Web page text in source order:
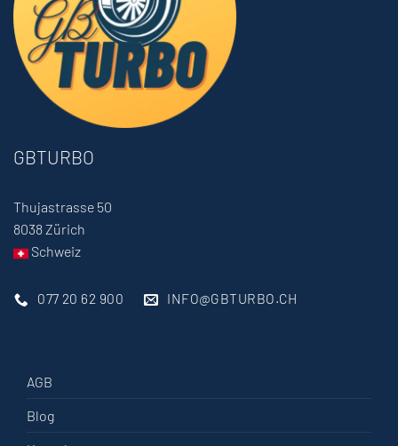
GBTURBO
Thujastrasse 50
8038 Zürich
Schweiz
077 20 62 900 INFO@GBTURBO.CH
AGB
Blog